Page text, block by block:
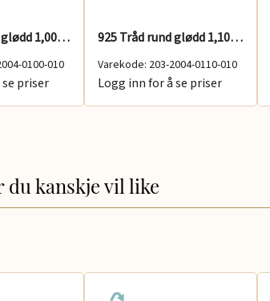
925 Tråd rund glødd 1,00 mm 100 g
0100-010
priser
925 Tråd rund glødd 1,10 mm 100 g
Varekode: 203-2004-0110-010
Logg inn for å se priser
kanskje vil like